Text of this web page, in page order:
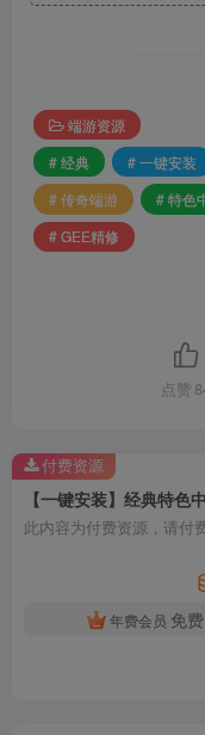
端游资源
# 经典
# 一键安装
# 传奇端游
# 特色
# GEE精修
点赞
此内容为付费资源，请付
年费会员 免费
付费资源